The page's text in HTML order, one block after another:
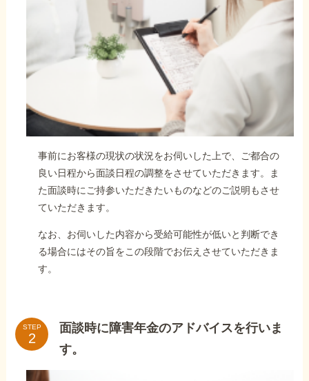
事前にお客様の現状の状況をお伺いした上で、ご都合の
良い日程から面談日程の調整をさせていただきます。ま
た面談時にご持参いただきたいものなどのご説明もさせ
ていただきます。
なお、お伺いした内容から受給可能性が低いと判断でき
る場合にはその旨をこの段階でお伝えさせていただきま
す。
STEP
面談時に障害年金のアドバイスを行いま
す。